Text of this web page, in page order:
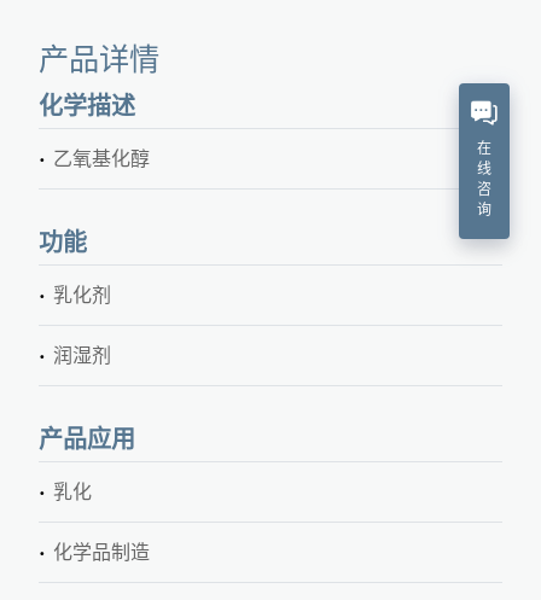
产品详情
化学描述
乙氧基化醇
功能
乳化剂
润湿剂
产品应用
乳化
化学品制造
在
线
咨
询